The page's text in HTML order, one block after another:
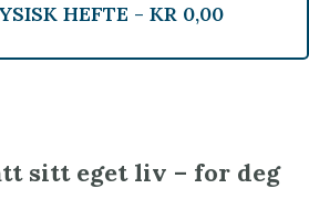
HEFTE - KR0,00
sitt eget liv – for deg